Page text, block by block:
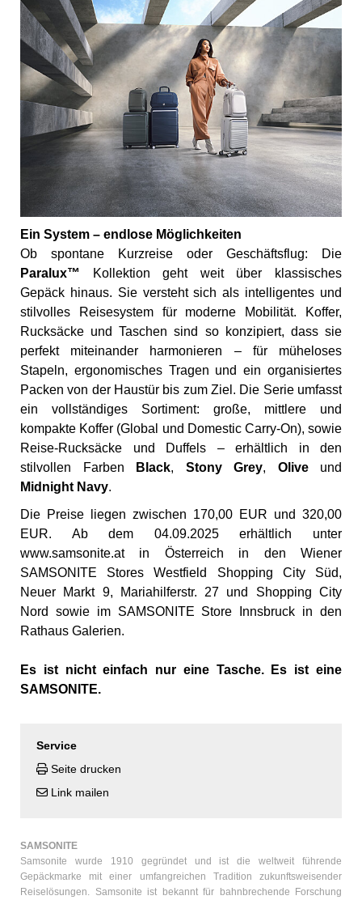
Ein System – endlose Möglichkeiten
Ob spontane Kurzreise oder Geschäftsflug: Die
Paralux™
Kollektion geht weit über klassisches
Gepäck hinaus. Sie versteht sich als intelligentes und
stilvolles Reisesystem für moderne Mobilität. Koffer,
Rucksäcke und Taschen sind so konzipiert, dass sie
perfekt miteinander harmonieren – für müheloses
Stapeln, ergonomisches Tragen und ein organisiertes
Packen von der Haustür bis zum Ziel. Die Serie umfasst
ein vollständiges Sortiment: große, mittlere und
kompakte Koffer (Global und Domestic Carry-On), sowie
Reise-Rucksäcke und Duffels – erhältlich in den
stilvollen Farben
Black, Stony Grey, Oliveund
Midnight Navy.
Die Preise liegen zwischen 170,00 EUR und 320,00
EUR. Ab dem 04.09.2025 erhältlich unter
www.samsonite.atin Österreich in den Wiener
SAMSONITE Stores Westfield Shopping City Süd,
Neuer Markt 9, Mariahilferstr. 27 und Shopping City
Nord sowie im SAMSONITE Store Innsbruck in den
Rathaus Galerien.
Es ist nicht einfach nur eine Tasche. Es ist eine
SAMSONITE.
Service
Seite drucken
Link mailen
SAMSONITE
Samsonite wurde 1910 gegründet und ist die weltweit führende
Gepäckmarke mit einer umfangreichen Tradition zukunftsweisender
Reiselösungen. Samsonite ist bekannt für bahnbrechende Forschung